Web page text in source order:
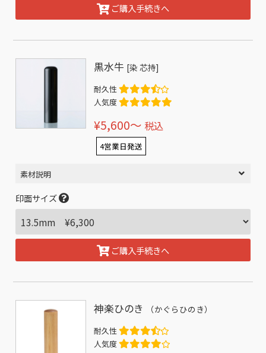
ご購入手続きへ
黒水牛 [染 芯持]
耐久性
人気度
¥5,600〜 税込
4営業日発送
素材説明
印面サイズ
ご購入手続きへ
神楽ひのき （かぐらひのき）
耐久性
人気度